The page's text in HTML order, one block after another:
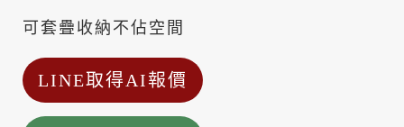
可套疊收納不佔空間
LINE取得AI報價